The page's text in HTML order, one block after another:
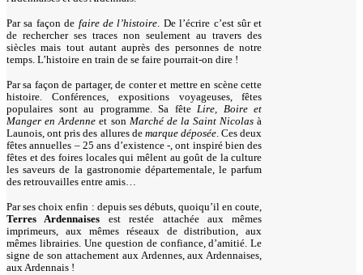
Par sa façon de faire de l’histoire. De l’écrire c’est sûr et
de rechercher ses traces non seulement au travers des
siècles mais tout autant auprès des personnes de notre
temps. L’histoire en train de se faire pourrait-on dire !
Par sa façon de partager, de conter et mettre en scène cette
histoire. Conférences, expositions voyageuses, fêtes
populaires sont au programme. Sa fêteLire, Boire et
Manger en Ardenne et son Marché de la Saint Nicolasà
Launois, ont pris des allures de marque déposée. Ces deux
fêtes annuelles – 25 ans d’existence -, ont inspiré bien des
fêtes et des foires locales qui mêlent au goût de la culture
les saveurs de la gastronomie départementale, le parfum
des retrouvailles entre amis…
Par ses choix enfin : depuis ses débuts, quoiqu’il en coute,
Terres Ardennaises est restée attachée aux mêmes
imprimeurs, aux mêmes réseaux de distribution, aux
mêmes librairies. Une question de confiance, d’amitié. Le
signe de son attachement aux Ardennes, aux Ardennaises,
aux Ardennais !